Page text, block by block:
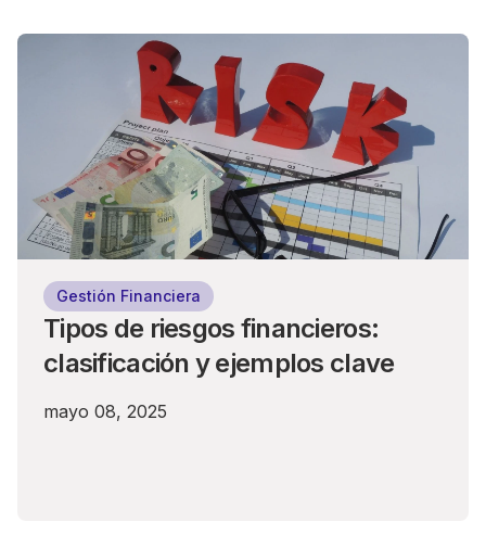
Gestión Financiera
Tipos de riesgos financieros:
clasificación y ejemplos clave
mayo 08, 2025